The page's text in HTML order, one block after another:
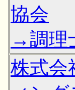
協会
→調理
株式